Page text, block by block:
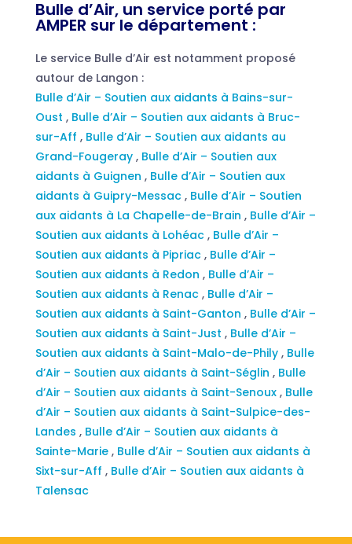
Bulle d’Air, un service porté par
AMPER sur le département :
Le service Bulle d’Air est notamment proposé
autour de Langon :
Bulle d’Air – Soutien aux aidants à Bains-sur-
Oust , Bulle d’Air – Soutien aux aidants à Bruc-
sur-Aff , Bulle d’Air – Soutien aux aidants au
Grand-Fougeray , Bulle d’Air – Soutien aux
aidants à Guignen , Bulle d’Air – Soutien aux
aidants à Guipry-Messac , Bulle d’Air – Soutien
aux aidants à La Chapelle-de-Brain , Bulle d’Air –
Soutien aux aidants à Lohéac , Bulle d’Air –
Soutien aux aidants à Pipriac , Bulle d’Air –
Soutien aux aidants à Redon , Bulle d’Air –
Soutien aux aidants à Renac , Bulle d’Air –
Soutien aux aidants à Saint-Ganton , Bulle d’Air –
Soutien aux aidants à Saint-Just , Bulle d’Air –
Soutien aux aidants à Saint-Malo-de-Phily , Bulle
d’Air – Soutien aux aidants à Saint-Séglin , Bulle
d’Air – Soutien aux aidants à Saint-Senoux , Bulle
d’Air – Soutien aux aidants à Saint-Sulpice-des-
Landes , Bulle d’Air – Soutien aux aidants à
Sainte-Marie , Bulle d’Air – Soutien aux aidants à
Sixt-sur-Aff , Bulle d’Air – Soutien aux aidants à
Talensac